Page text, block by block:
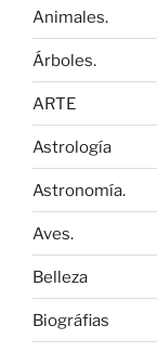
Animales.
Árboles.
ARTE
Astrología
Astronomía.
Aves.
Belleza
Biográfias